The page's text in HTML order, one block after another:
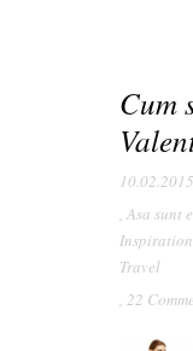
Cum
10.02.2015
, Asa sunt
Inspiration
Travel
, 22